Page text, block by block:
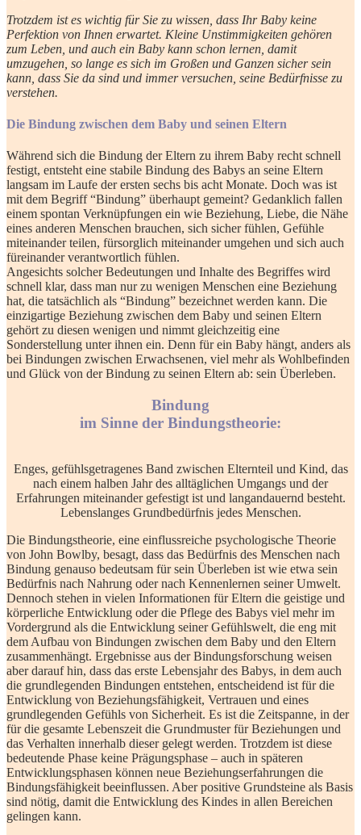
Trotzdem ist es wichtig für Sie zu wissen, dass Ihr Baby keine
Perfektion von Ihnen erwartet. Kleine Unstimmigkeiten gehören
zum Leben, und auch ein Baby kann schon lernen, damit
umzugehen, so lange es sich im Großen und Ganzen sicher sein
kann, dass Sie da sind und immer versuchen, seine Bedürfnisse zu
verstehen.
Die Bindung zwischen dem Baby und seinen Eltern
Während sich die Bindung der Eltern zu ihrem Baby recht schnell
festigt, entsteht eine stabile Bindung des Babys an seine Eltern
langsam im Laufe der ersten sechs bis acht Monate. Doch was ist
mit dem Begriff “Bindung” überhaupt gemeint? Gedanklich fallen
einem spontan Verknüpfungen ein wie Beziehung, Liebe, die Nähe
eines anderen Menschen brauchen, sich sicher fühlen, Gefühle
miteinander teilen, fürsorglich miteinander umgehen und sich auch
füreinander verantwortlich fühlen.
Angesichts solcher Bedeutungen und Inhalte des Begriffes wird
schnell klar, dass man nur zu wenigen Menschen eine Beziehung
hat, die tatsächlich als “Bindung” bezeichnet werden kann. Die
einzigartige Beziehung zwischen dem Baby und seinen Eltern
gehört zu diesen wenigen und nimmt gleichzeitig eine
Sonderstellung unter ihnen ein. Denn für ein Baby hängt, anders als
bei Bindungen zwischen Erwachsenen, viel mehr als Wohlbefinden
und Glück von der Bindung zu seinen Eltern ab: sein Überleben.
Bindung
im Sinne der Bindungstheorie:
Enges, gefühlsgetragenes Band zwischen Elternteil und Kind, das
nach einem halben Jahr des alltäglichen Umgangs und der
Erfahrungen miteinander gefestigt ist und langandauernd besteht.
Lebenslanges Grundbedürfnis jedes Menschen.
Die Bindungstheorie, eine einflussreiche psychologische Theorie
von John Bowlby, besagt, dass das Bedürfnis des Menschen nach
Bindung genauso bedeutsam für sein Überleben ist wie etwa sein
Bedürfnis nach Nahrung oder nach Kennenlernen seiner Umwelt.
Dennoch stehen in vielen Informationen für Eltern die geistige und
körperliche Entwicklung oder die Pflege des Babys viel mehr im
Vordergrund als die Entwicklung seiner Gefühlswelt, die eng mit
dem Aufbau von Bindungen zwischen dem Baby und den Eltern
zusammenhängt. Ergebnisse aus der Bindungsforschung weisen
aber darauf hin, dass das erste Lebensjahr des Babys, in dem auch
die grundlegenden Bindungen entstehen, entscheidend ist für die
Entwicklung von Beziehungsfähigkeit, Vertrauen und eines
grundlegenden Gefühls von Sicherheit. Es ist die Zeitspanne, in der
für die gesamte Lebenszeit die Grundmuster für Beziehungen und
das Verhalten innerhalb dieser gelegt werden. Trotzdem ist diese
bedeutende Phase keine Prägungsphase – auch in späteren
Entwicklungsphasen können neue Beziehungserfahrungen die
Bindungsfähigkeit beeinflussen. Aber positive Grundsteine als Basis
sind nötig, damit die Entwicklung des Kindes in allen Bereichen
gelingen kann.